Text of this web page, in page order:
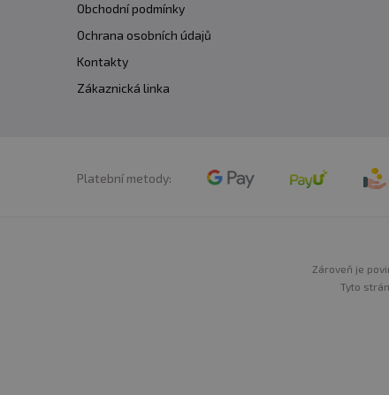
Obchodní podmínky
Ochrana osobních údajů
Kontakty
Zákaznická linka
Platební metody:
Zároveň je
Tyto